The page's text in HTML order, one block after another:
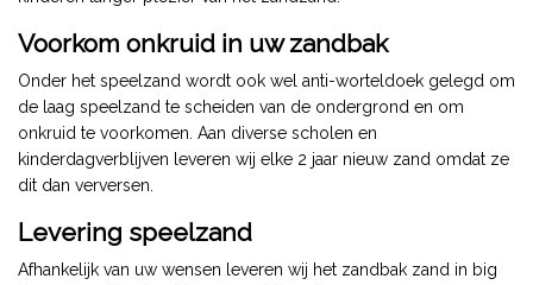
Voorkom onkruid in uw zandbak
Onder het speelzand wordt ook wel anti-worteldoek gelegd om
de laag speelzand te scheiden van de ondergrond en om
onkruid te voorkomen. Aan diverse scholen en
kinderdagverblijven leveren wij elke 2 jaar nieuw zand omdat ze
dit dan verversen.
Levering speelzand
Afhankelijk van uw wensen leveren wij het zandbak zand in big